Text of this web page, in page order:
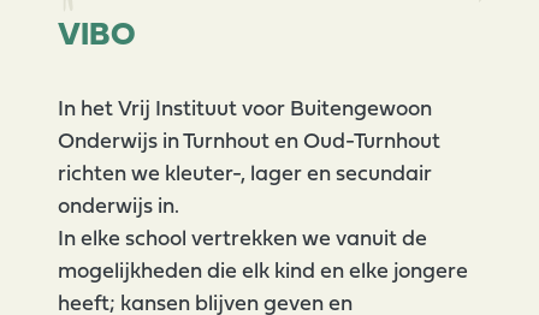
VIBO
In het Vrij Instituut voor Buitengewoon
Onderwijs in Turnhout en Oud-Turnhout
richten we kleuter-, lager en secundair
onderwijs in.
In elke school vertrekken we vanuit de
mogelijkheden die elk kind en elke jongere
heeft; kansen blijven geven en